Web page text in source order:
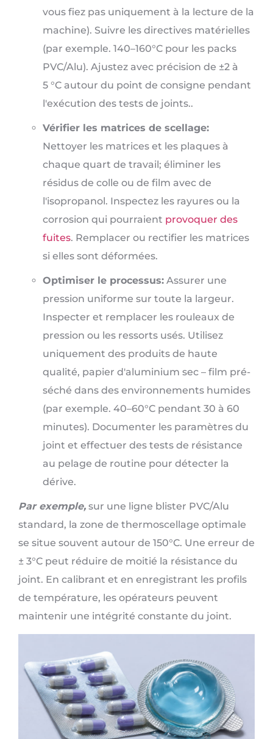
vous fiez pas uniquement à la lecture de la
machine). Suivre les directives matérielles
(par exemple. 140–160°C pour les packs
PVC/Alu). Ajustez avec précision de ±2 à
5 °C autour du point de consigne pendant
l'exécution des tests de joints..
Vérifier les matrices de scellage:
Nettoyer les matrices et les plaques à
chaque quart de travail; éliminer les
résidus de colle ou de film avec de
l'isopropanol. Inspectez les rayures ou la
corrosion qui pourraient provoquer des
fuites. Remplacer ou rectifier les matrices
si elles sont déformées.
Optimiser le processus: Assurer une
pression uniforme sur toute la largeur.
Inspecter et remplacer les rouleaux de
pression ou les ressorts usés. Utilisez
uniquement des produits de haute
qualité, papier d'aluminium sec – film pré-
séché dans des environnements humides
(par exemple. 40–60°C pendant 30 à 60
minutes). Documenter les paramètres du
joint et effectuer des tests de résistance
au pelage de routine pour détecter la
dérive.
Par exemple, sur une ligne blister PVC/Alu
standard, la zone de thermoscellage optimale
se situe souvent autour de 150°C. Une erreur de
± 3°C peut réduire de moitié la résistance du
joint. En calibrant et en enregistrant les profils
de température, les opérateurs peuvent
maintenir une intégrité constante du joint.